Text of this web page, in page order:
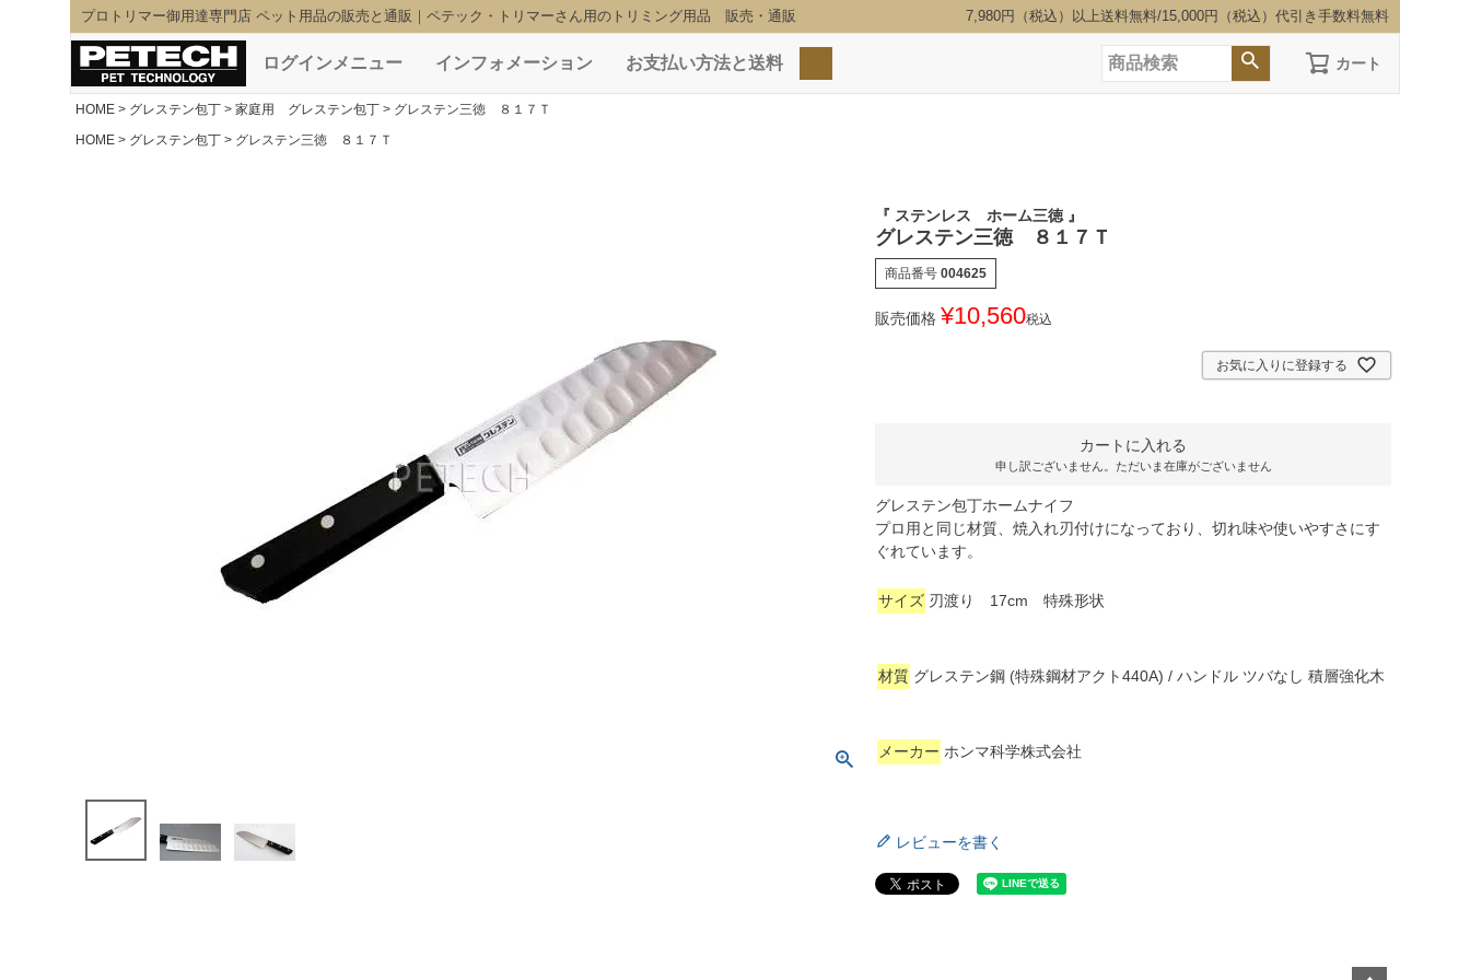
プロトリマー御用達専門店 ペット用品の販売と通販｜ペテック・トリマーさん用のトリミング用品 販売・通販 7,980円（税込）以上送料無料/15,000円（税込）代引き手数料無料
ログインメニュー インフォメーション お支払い方法と送料
検索 カート
HOME グレステン包丁 家庭用 グレステン包丁
グレステン三徳 ８１７Ｔ
HOME
グレステン包丁 グレステン三徳 ８１７Ｔ
『 ステンレス ホーム三徳 』
グレステン三徳 ８１７Ｔ
商品番号 004625
販売価格 ¥10,560税込
お気に入りに登録する
カートに入れる
申し訳ございません。ただいま在庫がございません
グレステン包丁ホームナイフ
プロ用と同じ材質、焼入れ刃付けになっており、切れ味や使いやすさにす
ぐれています。
サイズ 刃渡り 17cm 特殊形状
材質 グレステン鋼 (特殊鋼材アクト440A) / ハンドル ツバなし 積層強化木
メーカー ホンマ科学株式会社
レビューを書く